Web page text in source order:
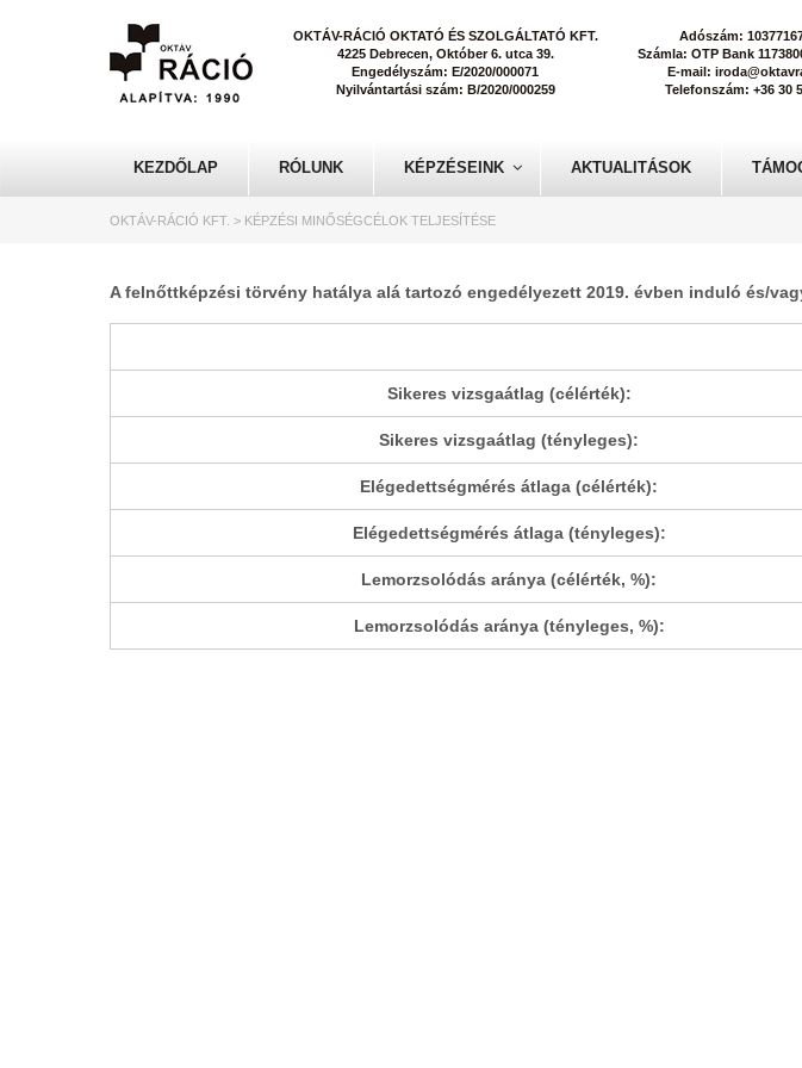
OKTÁV-RÁCIÓ OKTATÓ ÉS SZOLGÁLTATÓ KFT.
4225 Debrecen, Október 6. utca 39.
Engedélyszám: E/2020/000071
Nyilvántartási szám: B/2020/000259
Adószám:
Számla: OTP Bank
E-mail:
Telefonszám: +36 30
KEZDŐLAP RÓLUNK KÉPZÉSEINK AKTUALITÁSOK
OKTÁV-RÁCIÓ KFT. > KÉPZÉSI MINŐSÉGCÉLOK TELJESÍTÉSE
A felnőttképzési törvény hatálya alá tartozó engedélyezett 2019. évben induló és/
Sikeres vizsgaátlag (célérték):
Sikeres vizsgaátlag (tényleges):
Elégedettségmérés átlaga (célérték):
Elégedettségmérés átlaga (tényleges):
Lemorzsolódás aránya (célérték, %):
Lemorzsolódás aránya (tényleges, %):